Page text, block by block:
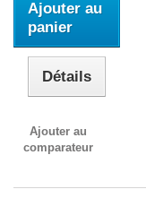
Ajouter au
panier
Détails
Ajouter au
comparateur